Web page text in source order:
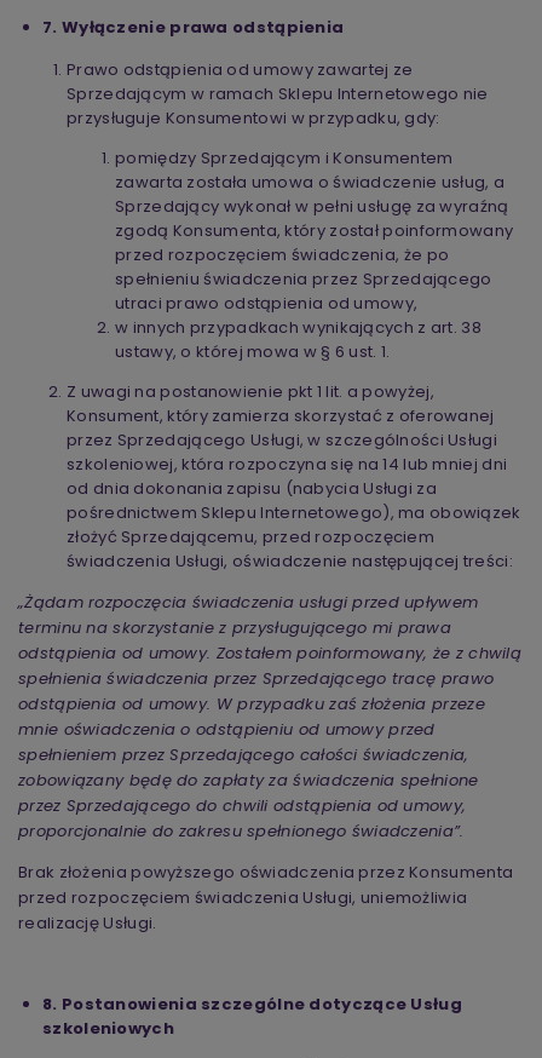
7. Wyłączenie prawa odstąpienia
Prawo odstąpienia od umowy zawartej ze
Sprzedającym w ramach Sklepu Internetowego nie
przysługuje Konsumentowi w przypadku, gdy:
pomiędzy Sprzedającym i Konsumentem
zawarta została umowa o świadczenie usług, a
Sprzedający wykonał w pełni usługę za wyraźną
zgodą Konsumenta, który został poinformowany
przed rozpoczęciem świadczenia, że po
spełnieniu świadczenia przez Sprzedającego
utraci prawo odstąpienia od umowy,
w innych przypadkach wynikających z art. 38
ustawy, o której mowa w § 6 ust. 1.
Z uwagi na postanowienie pkt 1 lit. a powyżej,
Konsument, który zamierza skorzystać z oferowanej
przez Sprzedającego Usługi, w szczególności Usługi
szkoleniowej, która rozpoczyna się na 14 lub mniej dni
od dnia dokonania zapisu (nabycia Usługi za
pośrednictwem Sklepu Internetowego), ma obowiązek
złożyć Sprzedającemu, przed rozpoczęciem
świadczenia Usługi, oświadczenie następującej treści:
„Żądam rozpoczęcia świadczenia usługi przed upływem
terminu na skorzystanie z przysługującego mi prawa
odstąpienia od umowy. Zostałem poinformowany, że z chwilą
spełnienia świadczenia przez Sprzedającego tracę prawo
odstąpienia od umowy. W przypadku zaś złożenia przeze
mnie oświadczenia o odstąpieniu od umowy przed
spełnieniem przez Sprzedającego całości świadczenia,
zobowiązany będę do zapłaty za świadczenia spełnione
przez Sprzedającego do chwili odstąpienia od umowy,
proporcjonalnie do zakresu spełnionego świadczenia”.
Brak złożenia powyższego oświadczenia przez Konsumenta
przed rozpoczęciem świadczenia Usługi, uniemożliwia
realizację Usługi.
8. Postanowienia szczególne dotyczące Usług
szkoleniowych